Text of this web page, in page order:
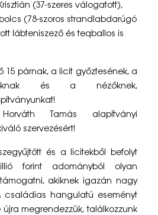
(37-szeres válogatott),
(78-szoros strandlabdarúgó
lábteniszező és teqballos is
15 párnak, a licit győztesének, a
és a nézőknek,
Tamás alapítványi
szervezésért!
és a licitekből befolyt
forint adományból olyan
akiknek igazán nagy
családias hangulatú eseményt
újra megrendezzük, találkozzunk